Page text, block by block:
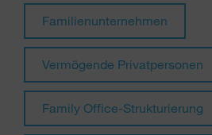
Familienunternehmen
Vermögende Privatpersonen
Family Office-Strukturierung